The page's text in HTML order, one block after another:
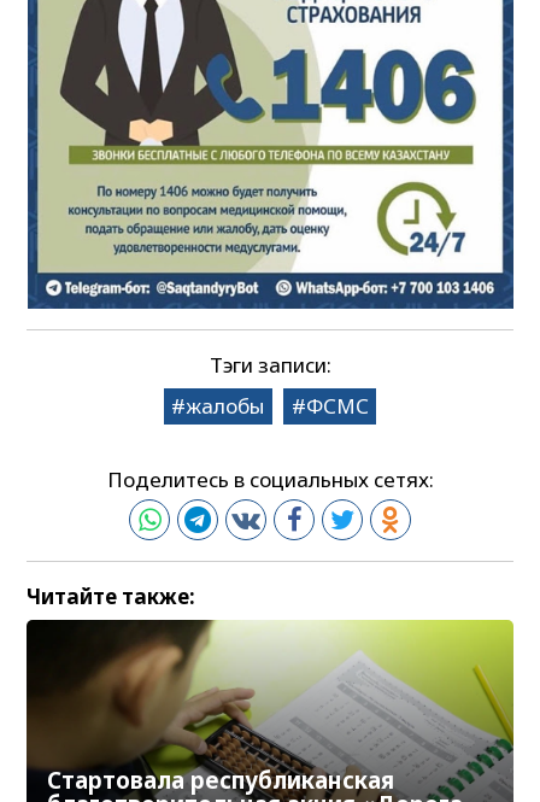
Тэги записи:
жалобы
ФСМС
Поделитесь в социальных сетях:
Читайте также:
Стартовала республиканская